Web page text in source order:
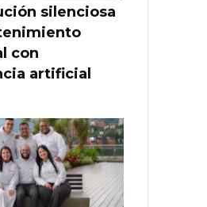
silenciosa
con
artificial